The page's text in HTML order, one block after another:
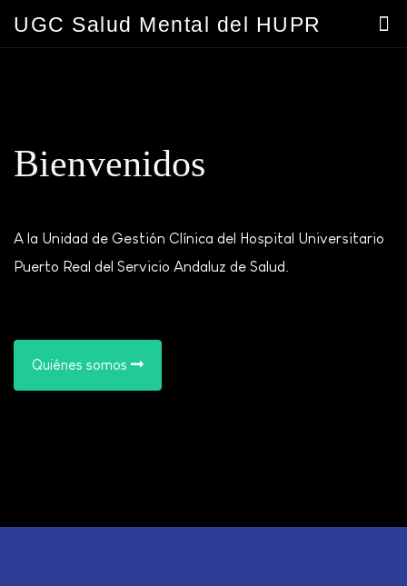
UGC Salud Mental del HUPR
Bienvenidos
A la Unidad de Gestión Clínica del Hospital Universitario
Puerto Real del Servicio Andaluz de Salud.
Quiénes somos